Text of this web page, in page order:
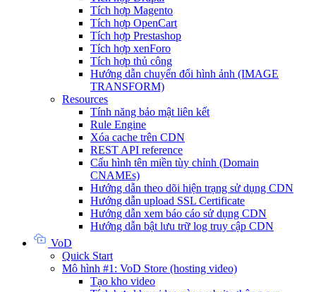
Tích hợp Magento
Tích hợp OpenCart
Tích hợp Prestashop
Tích hợp xenForo
Tích hợp thủ công
Hướng dẫn chuyển đổi hình ảnh (IMAGE
TRANSFORM)
Resources
Tính năng bảo mật liên kết
Rule Engine
Xóa cache trên CDN
REST API reference
Cấu hình tên miền tùy chỉnh (Domain
CNAMEs)
Hướng dẫn theo dõi hiện trạng sử dụng CDN
Hướng dẫn upload SSL Certificate
Hướng dẫn xem báo cáo sử dụng CDN
Hướng dẫn bật lưu trữ log truy cập CDN
VoD
Quick Start
Mô hình #1: VoD Store (hosting video)
Tạo kho video